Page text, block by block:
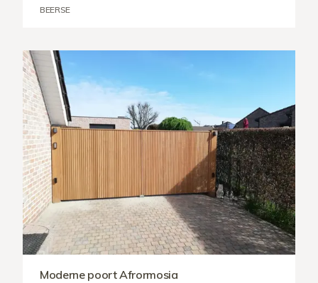
BEERSE
Moderne poort Afrormosia